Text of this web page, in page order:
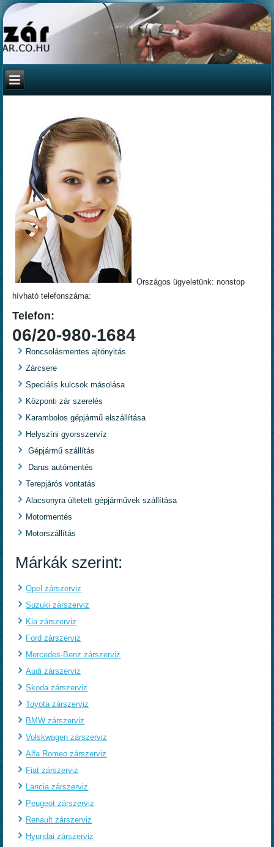
Országos ügyeletünk: nonstop
hívható telefonszáma:
Telefon:
06/20-980-1684
Roncsolásmentes ajtónyitás
Zárcsere
Speciális kulcsok másolása
Központi zár szerelés
Karambolos gépjármű elszállítása
Helyszíni gyorsszervíz
Gépjármű szállítás
Darus autómentés
Terepjárós vontatás
Alacsonyra ültetett gépjárművek szállítása
Motormentés
Motorszállítás
Márkák szerint:
Opel zárszerviz
Suzuki zárszerviz
Kia zárszerviz
Ford zárszerviz
Mercedes-Benz zárszerviz
Audi zárszerviz
Skoda zárszerviz
Toyota zárszerviz
BMW zárszerviz
Volskwagen zárszerviz
Alfa Romeo zárszerviz
Fiat zárszerviz
Lancia zárszerviz
Peugeot zárszerviz
Renault zárszerviz
Hyundai zárszerviz